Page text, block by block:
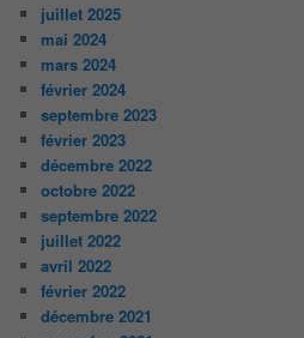
juillet 2025
mai 2024
mars 2024
février 2024
septembre 2023
février 2023
décembre 2022
octobre 2022
septembre 2022
juillet 2022
avril 2022
février 2022
décembre 2021